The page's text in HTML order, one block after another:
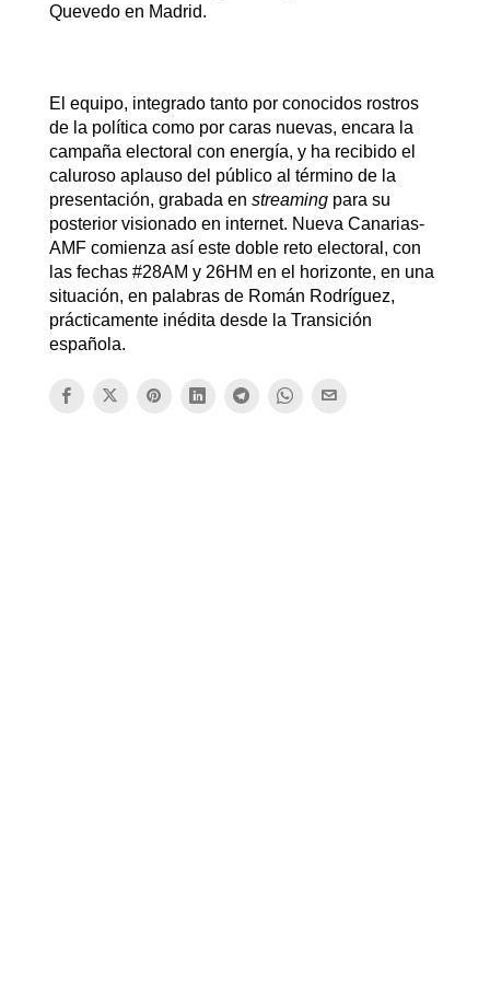
Quevedo en Madrid.
El equipo, integrado tanto por conocidos rostros
de la política como por caras nuevas, encara la
campaña electoral con energía, y ha recibido el
caluroso aplauso del público al término de la
presentación, grabada en streamingpara su
posterior visionado en internet. Nueva Canarias-
AMF comienza así este doble reto electoral, con
las fechas #28AM y 26HM en el horizonte, en una
situación, en palabras de Román Rodríguez,
prácticamente inédita desde la Transición
española.